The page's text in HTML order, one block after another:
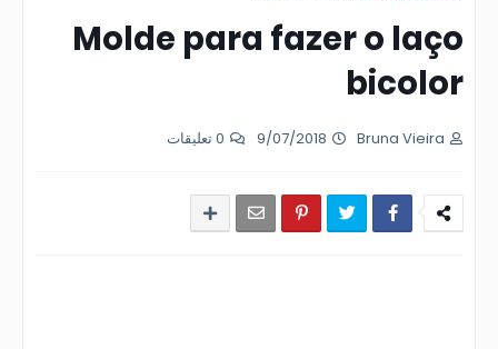
Molde para fazer o laço
bicolor
Bruna Vieira
9/07/2018 0 تعليقات